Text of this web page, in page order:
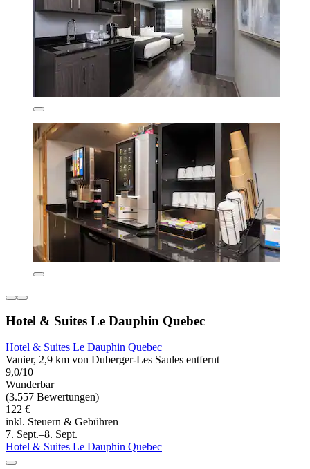
Hotel & Suites Le Dauphin Quebec
Hotel & Suites Le Dauphin Quebec
Vanier, 2,9 km von Duberger-Les Saules entfernt
9,0/10
Wunderbar
(3.557 Bewertungen)
122 €
inkl. Steuern & Gebühren
7. Sept.–8. Sept.
Hotel & Suites Le Dauphin Quebec